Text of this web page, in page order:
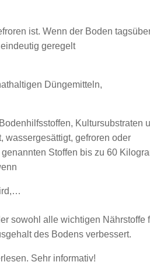
ist. Wenn der Boden
geregelt
Düngemitteln,
Kultursubstraten
wassergesättigt, gefroren oder
Stoffen bis zu 60
sowohl alle wichtigen Nährstoffe
des Bodens verbessert.
Sehr informativ!